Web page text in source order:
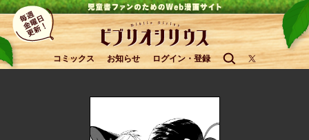
コミックス お知らせ ログイン・登録